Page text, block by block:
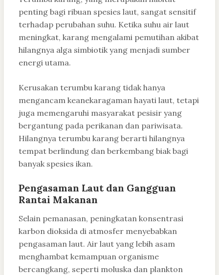
penting bagi ribuan spesies laut, sangat sensitif
terhadap perubahan suhu. Ketika suhu air laut
meningkat, karang mengalami pemutihan akibat
hilangnya alga simbiotik yang menjadi sumber
energi utama.
Kerusakan terumbu karang tidak hanya
mengancam keanekaragaman hayati laut, tetapi
juga memengaruhi masyarakat pesisir yang
bergantung pada perikanan dan pariwisata.
Hilangnya terumbu karang berarti hilangnya
tempat berlindung dan berkembang biak bagi
banyak spesies ikan.
Pengasaman Laut dan Gangguan
Rantai Makanan
Selain pemanasan, peningkatan konsentrasi
karbon dioksida di atmosfer menyebabkan
pengasaman laut. Air laut yang lebih asam
menghambat kemampuan organisme
bercangkang, seperti moluska dan plankton